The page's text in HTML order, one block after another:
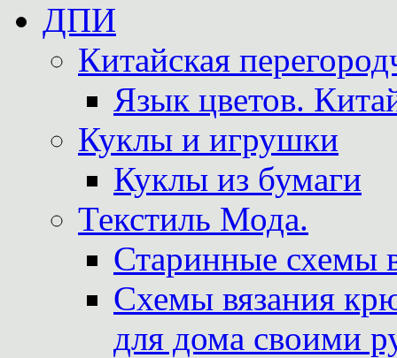
ДПИ
Китайская
Язык цветов.
Куклы и игрушки
Куклы из бумаги
Текстиль Мода.
Старинные схемы
Схемы вязания
для дома своими